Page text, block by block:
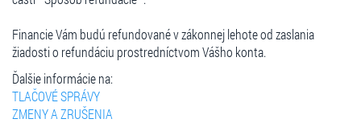
Financie Vám budú refundované v zákonnej lehote od zaslania
žiadosti o refundáciu prostredníctvom Vášho konta.
Ďalšie informácie na:
TLAČOVÉ SPRÁVY
ZMENY A ZRUŠENIA